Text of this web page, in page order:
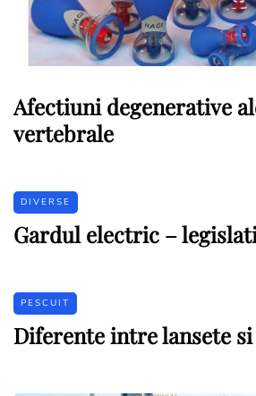
Afectiuni degenerative
vertebrale
DIVERSE
Gardul electric –
PESCUIT
Diferente intre lansete